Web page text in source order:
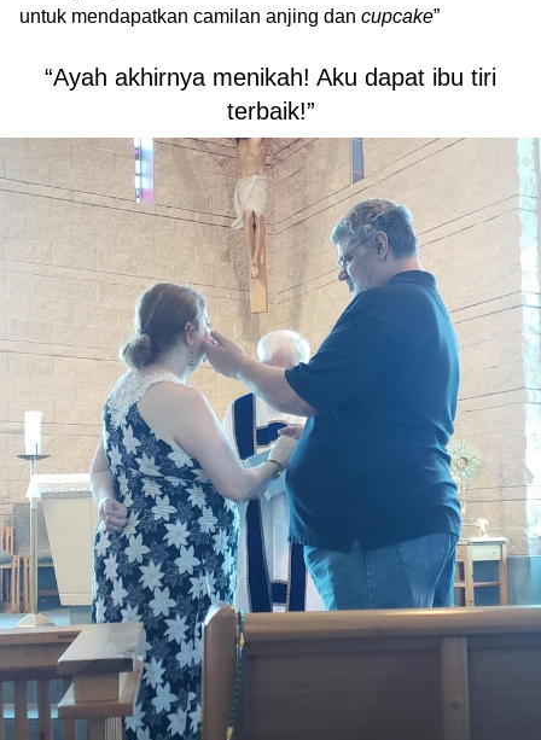
untuk mendapatkan camilan anjing dan cupcake”
“Ayah akhirnya menikah! Aku dapat ibu tiri
terbaik!”